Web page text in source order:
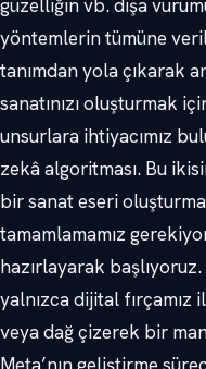
güzelliğin vb. dışa
yöntemlerin tümüne
tanımdan yola çıkarak
sanatınızı oluşturmak
unsurlara ihtiyacımız
zekâ algoritması. Bu
bir sanat eseri
tamamlamamız
hazırlayarak
yalnızca dijital
veya dağ çizerek bir